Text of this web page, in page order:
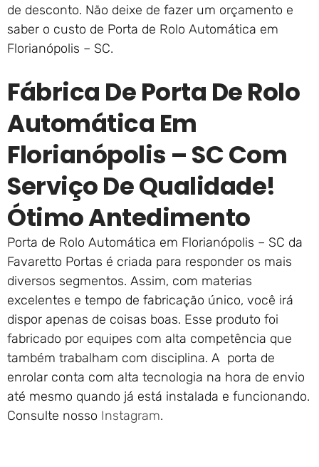
de desconto. Não deixe de fazer um orçamento e
saber o custo de Porta de Rolo Automática em
Florianópolis – SC.
Fábrica De Porta De Rolo
Automática Em
Florianópolis – SC Com
Serviço De Qualidade!
Ótimo Antedimento
Porta de Rolo Automática em Florianópolis – SC da
Favaretto Portas é criada para responder os mais
diversos segmentos. Assim, com materias
excelentes e tempo de fabricação único, você irá
dispor apenas de coisas boas. Esse produto foi
fabricado por equipes com alta competência que
também trabalham com disciplina. A porta de
enrolar conta com alta tecnologia na hora de envio
até mesmo quando já está instalada e funcionando.
Consulte nosso Instagram.